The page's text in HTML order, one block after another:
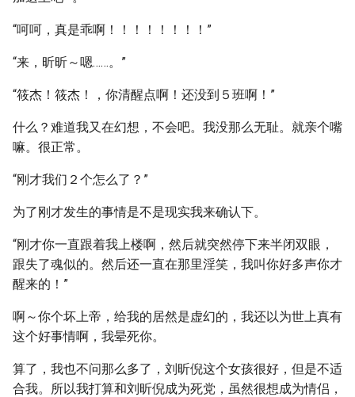
“呵呵，真是乖啊！！！！！！！！”
“来，昕昕～嗯……。”
“筱杰！筱杰！，你清醒点啊！还没到５班啊！”
什么？难道我又在幻想，不会吧。我没那么无耻。就亲个嘴
嘛。很正常。
“刚才我们２个怎么了？”
为了刚才发生的事情是不是现实我来确认下。
“刚才你一直跟着我上楼啊，然后就突然停下来半闭双眼，
跟失了魂似的。然后还一直在那里淫笑，我叫你好多声你才
醒来的！”
啊～你个坏上帝，给我的居然是虚幻的，我还以为世上真有
这个好事情啊，我晕死你。
算了，我也不问那么多了，刘昕倪这个女孩很好，但是不适
合我。所以我打算和刘昕倪成为死党，虽然很想成为情侣，